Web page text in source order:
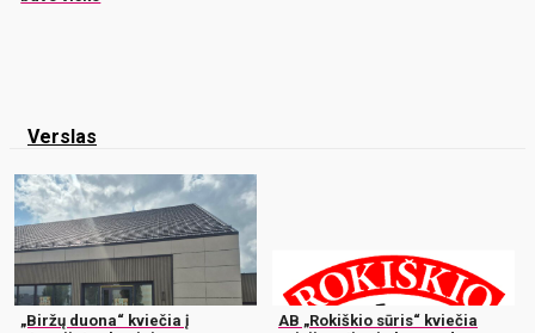
Verslas
„Biržų duona“ kviečia į
AB „Rokiškio sūris“ kviečia